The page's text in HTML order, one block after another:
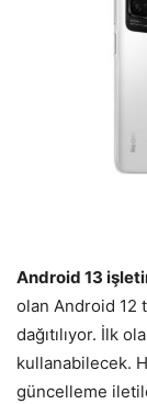
Android 13
olan Android 12
dağıtılıyor. İlk
kullanabilecek.
güncelleme